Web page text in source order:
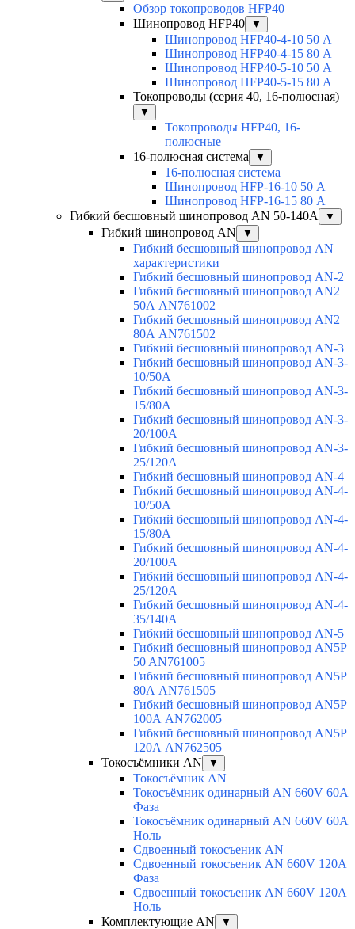
Обзор токопроводов HFP40
Шинопровод HFP40
▼
Шинопровод HFP40-4-10 50 А
Шинопровод HFP40-4-15 80 А
Шинопровод HFP40-5-10 50 А
Шинопровод HFP40-5-15 80 А
Токопроводы (серия 40, 16-полюсная)
▼
Токопроводы HFP40, 16-
полюсные
16-полюсная система
▼
16-полюсная система
Шинопровод HFP-16-10 50 А
Шинопровод HFP-16-15 80 А
Гибкий бесшовный шинопровод AN 50-140А
▼
Гибкий шинопровод AN ▼
Гибкий бесшовный шинопровод AN
характеристики
Гибкий бесшовный шинопровод AN-2
Гибкий бесшовный шинопровод AN2
50А AN761002
Гибкий бесшовный шинопровод AN2
80А AN761502
Гибкий бесшовный шинопровод AN-3
Гибкий бесшовный шинопровод AN-3-
10/50A
Гибкий бесшовный шинопровод AN-3-
15/80A
Гибкий бесшовный шинопровод AN-3-
20/100A
Гибкий бесшовный шинопровод AN-3-
25/120A
Гибкий бесшовный шинопровод AN-4
Гибкий бесшовный шинопровод AN-4-
10/50A
Гибкий бесшовный шинопровод AN-4-
15/80A
Гибкий бесшовный шинопровод AN-4-
20/100A
Гибкий бесшовный шинопровод AN-4-
25/120A
Гибкий бесшовный шинопровод AN-4-
35/140A
Гибкий бесшовный шинопровод AN-5
Гибкий бесшовный шинопровод AN5P
50 AN761005
Гибкий бесшовный шинопровод AN5P
80А AN761505
Гибкий бесшовный шинопровод AN5P
100А AN762005
Гибкий бесшовный шинопровод AN5P
120А AN762505
Токосъёмники AN
▼
Токосъёмник AN
Токосъёмник одинарный AN 660V 60A
Фаза
Токосъёмник одинарный AN 660V 60A
Ноль
Сдвоенный токосъеник AN
Сдвоенный токосъеник AN 660V 120A
Фаза
Сдвоенный токосъеник AN 660V 120A
Ноль
Комплектующие AN
▼